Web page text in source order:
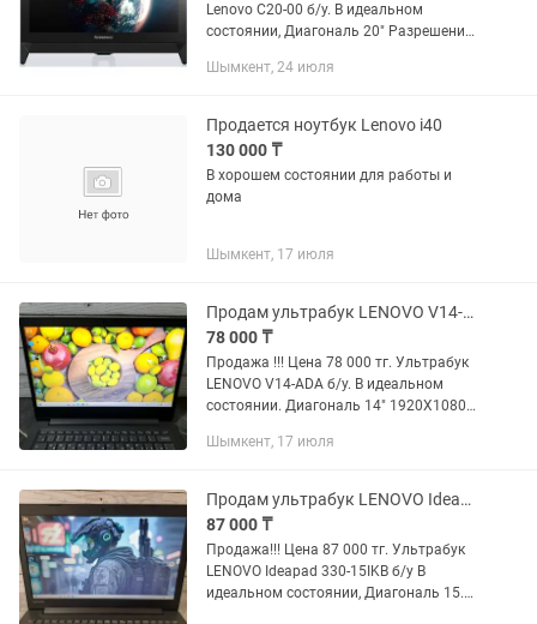
Lenovo C20-00 б/у. В идеальном
состоянии, Диагональ 20" Разрешение
J3710 1.60 GНz Turbo Boost 2.64 Ghz 4
Шымкент, 24 июля
Продается ноутбук Lenovo i40
130 000 ₸
В хорошем состоянии для работы и
дома
Шымкент, 17 июля
Продам ультрабук LENOVO V14-ADA (идеал)
78 000 ₸
Продажа !!! Цена 78 000 тг. Ультрабук
LENOVO V14-ADA б/у. В идеальном
состоянии. Диагональ 14" 1920X1080
3150U 2.40 Ghz Turbo Boost 3.30 Ghz 2
Шымкент, 17 июля
Продам ультрабук LENOVO Ideapad 330-15IKB (идеал)
87 000 ₸
Продажа!!! Цена 87 000 тг. Ультрабук
LENOVO Ideapad 330-15IKB б/у В
идеальном состоянии, Диагональ 15.6"